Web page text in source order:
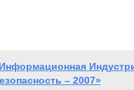
– 2007»